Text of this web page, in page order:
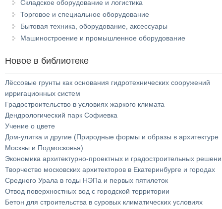
Складское оборудование и логистика
Торговое и специальное оборудование
Бытовая техника, оборудование, аксессуары
Машиностроение и промышленное оборудование
Новое в библиотеке
Лёссовые грунты как основания гидротехнических сооружений
ирригационных систем
Градостроительство в условиях жаркого климата
Дендрологический парк Софиевка
Учение о цвете
Дом-улитка и другие (Природные формы и образы в архитектуре
Москвы и Подмосковья)
Экономика архитектурно-проектных и градостроительных
Творчество московских архитекторов в Екатеринбурге и городах
Среднего Урала в годы НЭПа и первых пятилеток
Отвод поверхностных вод с городской территории
Бетон для строительства в суровых климатических условиях